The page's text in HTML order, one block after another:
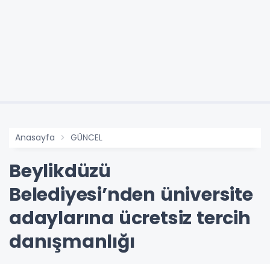
Anasayfa GÜNCEL
Beylikdüzü
Belediyesi’nden üniversite
adaylarına ücretsiz tercih
danışmanlığı